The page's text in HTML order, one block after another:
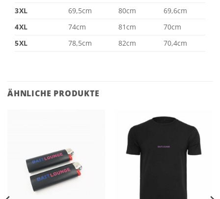
3XL
69,5cm 80cm
69,6cm
4XL
74cm 81cm
70cm
5XL
78,5cm 82cm 70,4cm
ÄHNLICHE PRODUKTE